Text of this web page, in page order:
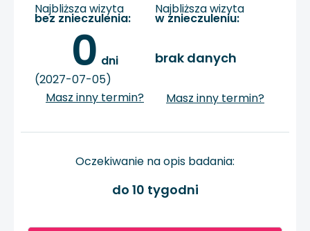
Najbliższa wizyta
bez znieczulenia:
0 dni
(2027-07-05)
Masz inny termin?
Najbliższa wizyta
w znieczuleniu:
brak danych
Masz inny termin?
Oczekiwanie na opis badania:
do 10 tygodni